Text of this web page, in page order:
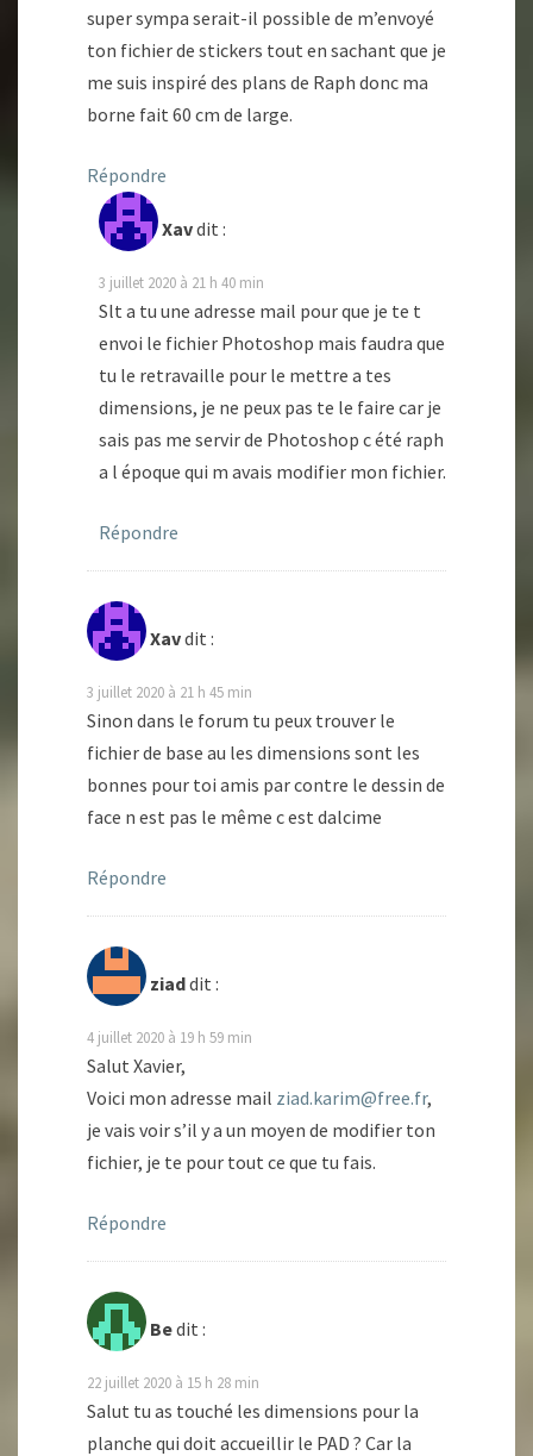
super sympa serait-il possible de m’envoyé
ton fichier de stickers tout en sachant que je
me suis inspiré des plans de Raph donc ma
borne fait 60 cm de large.
Répondre
Xavdit :
3 juillet 2020 à 21 h 40 min
Slt a tu une adresse mail pour que je te t
envoi le fichier Photoshop mais faudra que
tu le retravaille pour le mettre a tes
dimensions, je ne peux pas te le faire car je
sais pas me servir de Photoshop c été raph
a l époque qui m avais modifier mon fichier.
Répondre
Xavdit :
3 juillet 2020 à 21 h 45 min
Sinon dans le forum tu peux trouver le
fichier de base au les dimensions sont les
bonnes pour toi amis par contre le dessin de
face n est pas le même c est dalcime
Répondre
ziaddit :
4 juillet 2020 à 19 h 59 min
Salut Xavier,
Voici mon adresse mail ziad.karim@free.fr,
je vais voir s’il y a un moyen de modifier ton
fichier, je te pour tout ce que tu fais.
Répondre
Bedit :
22 juillet 2020 à 15 h 28 min
Salut tu as touché les dimensions pour la
planche qui doit accueillir le PAD ? Car la